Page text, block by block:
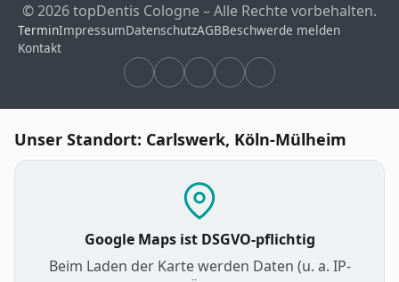
© 2026 topDentis Cologne – Alle Rechte vorbehalten.
TerminImpressumDatenschutzAGBBeschwerde melden
Kontakt
Unser Standort: Carlswerk, Köln-Mülheim
Google Maps ist DSGVO-pflichtig
Beim Laden der Karte werden Daten (u. a. IP-